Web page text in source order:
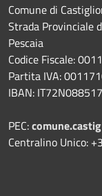
Comune di
Strada Provinciale
Pescaia
Codice Fiscale:
Partita IVA:
IBAN:
PEC:
Centralino Unico: